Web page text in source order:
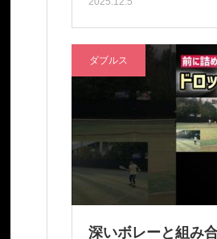
ダブルス
深いボレーと組み